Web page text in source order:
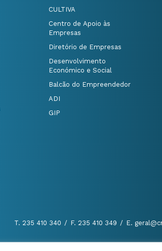
CULTIVA
Centro de Apoio às
Empresas
Diretório de Empresas
Desenvolvimento
Económico e Social
Balcão do Empreendedor
ADI
GIP
T. 235 410 340 / F. 235 410 349 / E.